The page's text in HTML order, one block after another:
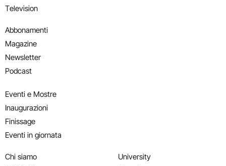
Television
Abbonamenti
Magazine
Newsletter
Podcast
Eventi e Mostre
Inaugurazioni
Finissage
Eventi in giornata
Chi siamo
University